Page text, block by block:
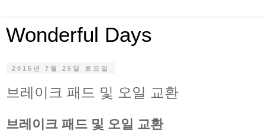
Wonderful Days
2015년 7월 25일 토요일
브레이크 패드 및 오일 교환
브레이크 패드 및 오일 교환